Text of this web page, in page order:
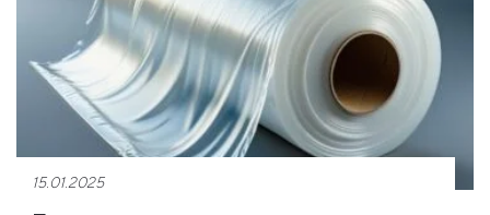
15.01.2025